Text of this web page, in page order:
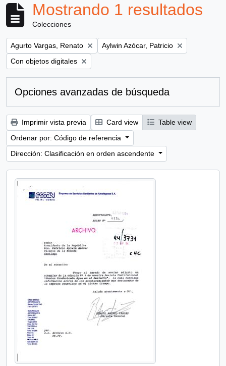
Mostrando 1 resultados
Colecciones
Remove filter:
Agurto Vargas, Renato Remove filter:
Aylwin Azócar, Patricio
Remove filter:
Con objetos digitales
Opciones avanzadas de búsqueda
Imprimir vista previa Card view
Table view
Ordenar por: Código de referencia
Dirección: Clasificación en orden ascendente